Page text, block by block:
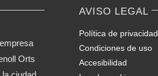
Orts
AVISO LEGAL
Política de privacidad
Condiciones de uso
Accesibilidad